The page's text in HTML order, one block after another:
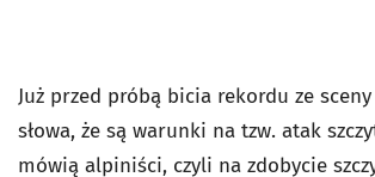
Już przed próbą bicia rekordu ze sceny
słowa, że są warunki na tzw. atak
mówią alpiniści, czyli na zdobycie